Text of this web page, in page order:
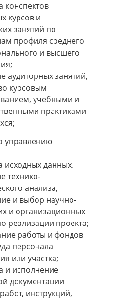
конспектов
курсов и
занятий по
профиля среднего
и высшего
аудиторных занятий,
курсовым
учебными и
практиками
управлению
исходных данных,
технико-
анализа,
и выбор научно-
и организационных
реализации проекта;
работы и фондов
персонала
или участка;
и исполнение
документации
инструкций,